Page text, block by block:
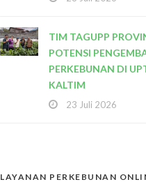
TIM TAGUPP
POTENSI
PERKEBUNAN DI
KALTIM
23 Juli 2026
LAYANAN PERKEBUNAN